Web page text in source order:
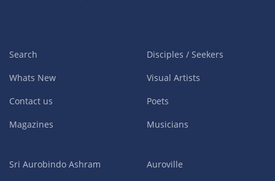
Search
Whats New
Contact us
Magazines
Disciples / Seekers
Visual Artists
Poets
Musicians
Sri Aurobindo Ashram
Auroville